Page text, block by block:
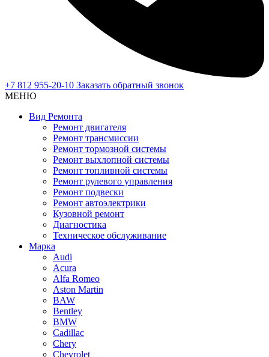
+7 812 955-20-10 Заказать обратный звонок
МЕНЮ
Вид Ремонта
Ремонт двигателя
Ремонт трансмиссии
Ремонт тормозной системы
Ремонт выхлопной системы
Ремонт топливной системы
Ремонт рулевого управления
Ремонт подвески
Ремонт автоэлектрики
Кузовной ремонт
Диагностика
Техническое обслуживание
Марка
Audi
Acura
Alfa Romeo
Aston Martin
BAW
Bentley
BMW
Cadillac
Chery
Chevrolet